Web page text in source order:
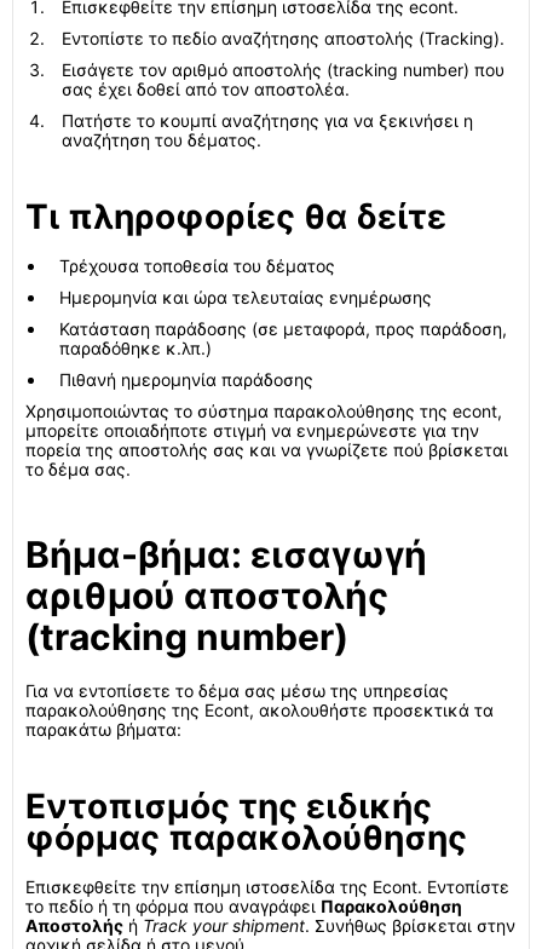
Επισκεφθείτε την επίσημη ιστοσελίδα της econt.
Εντοπίστε το πεδίο αναζήτησης αποστολής (Tracking).
Εισάγετε τον αριθμό αποστολής (tracking number) που
σας έχει δοθεί από τον αποστολέα.
Πατήστε το κουμπί αναζήτησης για να ξεκινήσει η
αναζήτηση του δέματος.
Τι πληροφορίες θα δείτε
Τρέχουσα τοποθεσία του δέματος
Ημερομηνία και ώρα τελευταίας ενημέρωσης
Κατάσταση παράδοσης (σε μεταφορά, προς παράδοση,
παραδόθηκε κ.λπ.)
Πιθανή ημερομηνία παράδοσης
Χρησιμοποιώντας το σύστημα παρακολούθησης της econt,
μπορείτε οποιαδήποτε στιγμή να ενημερώνεστε για την
πορεία της αποστολής σας και να γνωρίζετε πού βρίσκεται
το δέμα σας.
Βήμα-βήμα: εισαγωγή
αριθμού αποστολής
(tracking number)
Για να εντοπίσετε το δέμα σας μέσω της υπηρεσίας
παρακολούθησης της Econt, ακολουθήστε προσεκτικά τα
παρακάτω βήματα:
Εντοπισμός της ειδικής
φόρμας παρακολούθησης
Επισκεφθείτε την επίσημη ιστοσελίδα της Econt. Εντοπίστε
το πεδίο ή τη φόρμα που αναγράφει Παρακολούθηση
Αποστολής ή Track your shipment. Συνήθως βρίσκεται στην
αρχική σελίδα ή στο μενού.